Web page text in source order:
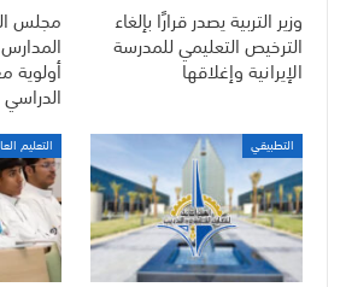
وزير التربية يصدر قرارًا بإلغاء
الترخيص التعليمي للمدرسة
الإيرانية وإغلاقها
مجلس
أولوية
التطبيقي التعليم